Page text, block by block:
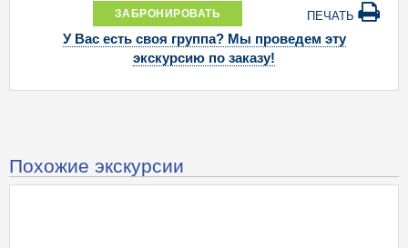
ЗАБРОНИРОВАТЬ ПЕЧАТЬ
У Вас есть своя группа? Мы проведем эту
экскурсию по заказу!
Похожие экскурсии